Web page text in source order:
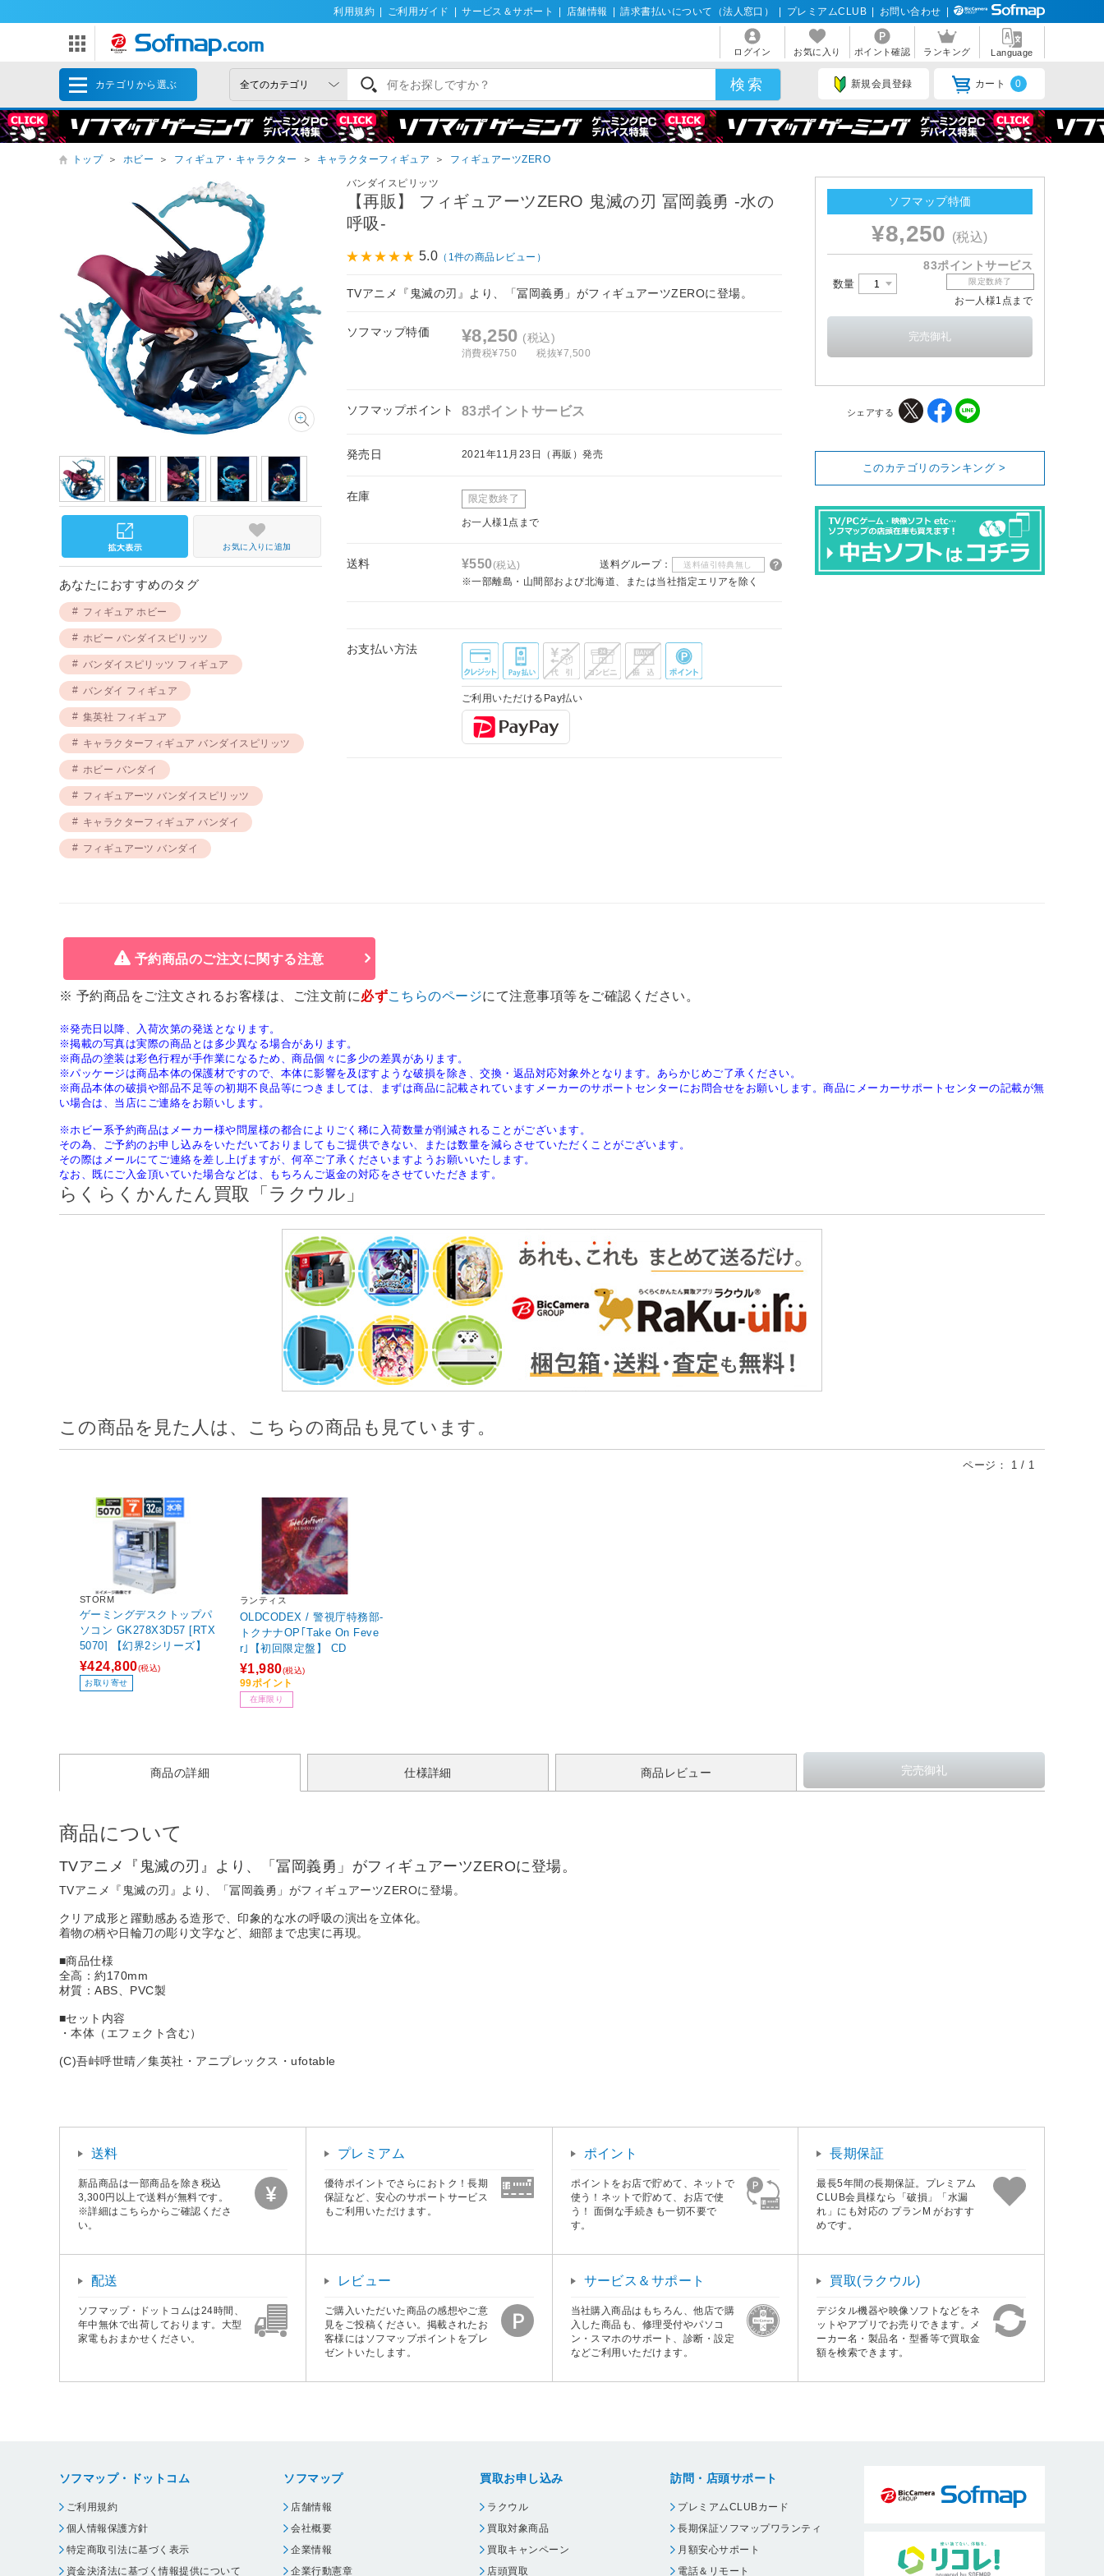
利用規約 ご利用ガイド サービス＆サポート 店舗情報 請求書払いについて（法人窓口） プレミアムCLUB お問い合わせ
ログイン お気に入り ポイント確認 ランキング Language
カテゴリから選ぶ 新規会員登録 カート 0
トップ ＞ ホビー ＞ フィギュア・キャラクター ＞ キャラクターフィギュア ＞ フィギュアーツZERO
バンダイスピリッツ
【再販】 フィギュアーツZERO 鬼滅の刃 冨岡義勇 ‐水の
呼吸-
5.0 （1件の商品レビュー）
TVアニメ『鬼滅の刃』より、「冨岡義勇」がフィギュアーツZEROに登場。
ソフマップ特価 ¥8,250 (税込)
消費税¥750 税抜¥7,500
ソフマップポイント 83ポイントサービス
発売日 2021年11月23日（再販）発売
在庫 限定数終了
お一人様1点まで
送料 ¥550(税込) 送料グループ： 送料値引特典無し
※一部離島・山間部および北海道、または当社指定エリアを除く
お支払い方法
ご利用いただけるPay払い
お気に入りに追加
あなたにおすすめのタグ
フィギュア ホビー
ホビー バンダイスピリッツ
バンダイスピリッツ フィギュア
バンダイ フィギュア
集英社 フィギュア
キャラクターフィギュア バンダイスピリッツ
ホビー バンダイ
フィギュアーツ バンダイスピリッツ
キャラクターフィギュア バンダイ
フィギュアーツ バンダイ
ソフマップ特価
¥8,250 (税込)
83ポイントサービス
数量 限定数終了
お一人様1点まで
シェアする
このカテゴリのランキング >
予約商品のご注文に関する注意
※ 予約商品をご注文されるお客様は、ご注文前に必ずこちらのページにて注意事項等をご確認ください。
※発売日以降、入荷次第の発送となります。
※掲載の写真は実際の商品とは多少異なる場合があります。
※商品の塗装は彩色行程が手作業になるため、商品個々に多少の差異があります。
※パッケージは商品本体の保護材ですので、本体に影響を及ぼすような破損を除き、交換・返品対応対象外となります。あらかじめご了承ください。
※商品本体の破損や部品不足等の初期不良品等につきましては、まずは商品に記載されていますメーカーのサポートセンターにお問合せをお願いします。商品にメーカーサポートセンターの記載が無
い場合は、当店にご連絡をお願いします。
※ホビー系予約商品はメーカー様や問屋様の都合によりごく稀に入荷数量が削減されることがございます。
その為、ご予約のお申し込みをいただいておりましてもご提供できない、または数量を減らさせていただくことがございます。
その際はメールにてご連絡を差し上げますが、何卒ご了承くださいますようお願いいたします。
なお、既にご入金頂いていた場合などは、もちろんご返金の対応をさせていただきます。
らくらくかんたん買取「ラクウル」
この商品を見た人は、こちらの商品も見ています。
ページ： 1 / 1
STORM
ゲーミングデスクトップパ
ソコン GK278X3D57 [RTX
5070] 【幻界2シリーズ】
¥424,800(税込)
お取り寄せ
ランティス
OLDCODEX / 警視庁特務部-
トクナナOP｢Take On Feve
r｣【初回限定盤】 CD
¥1,980(税込)
99ポイント
在庫限り
商品の詳細 仕様詳細 商品レビュー
商品について
TVアニメ『鬼滅の刃』より、「冨岡義勇」がフィギュアーツZEROに登場。
TVアニメ『鬼滅の刃』より、「冨岡義勇」がフィギュアーツZEROに登場。
クリア成形と躍動感ある造形で、印象的な水の呼吸の演出を立体化。
着物の柄や日輪刀の彫り文字など、細部まで忠実に再現。
■商品仕様
全高：約170mm
材質：ABS、PVC製
■セット内容
・本体（エフェクト含む）
(C)吾峠呼世晴／集英社・アニプレックス・ufotable
送料
新品商品は一部商品を除き税込
3,300円以上で送料が無料です。
※詳細はこちらからご確認くださ
い。
プレミアム
優待ポイントでさらにおトク！長期
保証など、安心のサポートサービス
もご利用いただけます。
ポイント
ポイントをお店で貯めて、ネットで
使う！ネットで貯めて、お店で使
う！ 面倒な手続きも一切不要で
す。
長期保証
最長5年間の長期保証。プレミアム
CLUB会員様なら「破損」「水漏
れ」にも対応の プランM がおすす
めです。
配送
ソフマップ・ドットコムは24時間、
年中無休で出荷しております。大型
家電もおまかせください。
レビュー
ご購入いただいた商品の感想やご意
見をご投稿ください。掲載されたお
客様にはソフマップポイントをプレ
ゼントいたします。
サービス＆サポート
当社購入商品はもちろん、他店で購
入した商品も、修理受付やパソコ
ン・スマホのサポート、診断・設定
などご利用いただけます。
買取(ラクウル)
デジタル機器や映像ソフトなどをネ
ットやアプリでお売りできます。メ
ーカー名・製品名・型番等で買取金
額を検索できます。
ソフマップ・ドットコム
ご利用規約
個人情報保護方針
特定商取引法に基づく表示
資金決済法に基づく情報提供について
ソフマップ
店舗情報
会社概要
企業情報
企業行動憲章
買取お申し込み
ラクウル
買取対象商品
買取キャンペーン
店頭買取
訪問・店頭サポート
プレミアムCLUBカード
長期保証ソフマップワランティ
月額安心サポート
電話＆リモート